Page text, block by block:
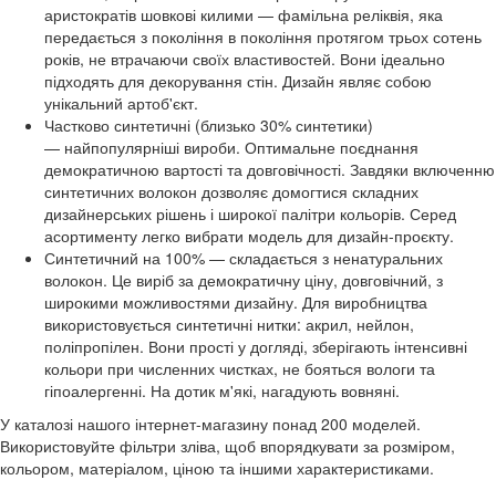
аристократів шовкові килими — фамільна реліквія, яка
передається з покоління в покоління протягом трьох сотень
років, не втрачаючи своїх властивостей. Вони ідеально
підходять для декорування стін. Дизайн являє собою
унікальний артоб'єкт.
Частково синтетичні (близько 30% синтетики)
— найпопулярніші вироби. Оптимальне поєднання
демократичною вартості та довговічності. Завдяки включенню
синтетичних волокон дозволяє домогтися складних
дизайнерських рішень і широкої палітри кольорів. Серед
асортименту легко вибрати модель для дизайн-проєкту.
Синтетичний на 100% — складається з ненатуральних
волокон. Це виріб за демократичну ціну, довговічний, з
широкими можливостями дизайну. Для виробництва
використовується синтетичні нитки: акрил, нейлон,
поліпропілен. Вони прості у догляді, зберігають інтенсивні
кольори при численних чистках, не бояться вологи та
гіпоалергенні. На дотик м'які, нагадують вовняні.
У каталозі нашого інтернет-магазину понад 200 моделей.
Використовуйте фільтри зліва, щоб впорядкувати за розміром,
кольором, матеріалом, ціною та іншими характеристиками.